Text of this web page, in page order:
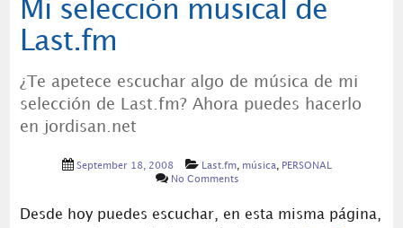
Mi selección musical de
Last.fm
¿Te apetece escuchar algo de música de mi
selección de Last.fm? Ahora puedes hacerlo
en jordisan.net
September 18, 2008 Last.fm, música, PERSONAL
No Comments
Desde hoy puedes escuchar, en esta misma página,